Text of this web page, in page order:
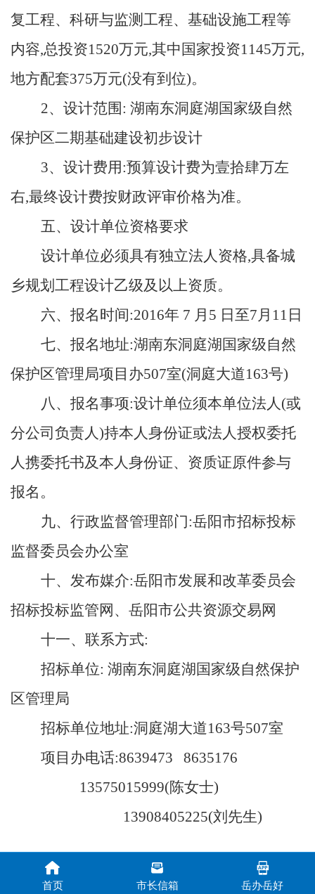
复工程、科研与监测工程、基础设施工程等
内容,总投资1520万元,其中国家投资1145万元,
地方配套375万元(没有到位)。
2、设计范围: 湖南东洞庭湖国家级自然
保护区二期基础建设初步设计
3、设计费用:预算设计费为壹拾肆万左
右,最终设计费按财政评审价格为准。
五、设计单位资格要求
设计单位必须具有独立法人资格,具备城
乡规划工程设计乙级及以上资质。
六、报名时间:2016年 7 月5 日至7月11日
七、报名地址:湖南东洞庭湖国家级自然
保护区管理局项目办507室(洞庭大道163号)
八、报名事项:设计单位须本单位法人(或
分公司负责人)持本人身份证或法人授权委托
人携委托书及本人身份证、资质证原件参与
报名。
九、行政监督管理部门:岳阳市招标投标
监督委员会办公室
十、发布媒介:岳阳市发展和改革委员会
招标投标监管网、岳阳市公共资源交易网
十一、联系方式:
招标单位: 湖南东洞庭湖国家级自然保护
区管理局
招标单位地址:洞庭湖大道163号507室
项目办电话:8639473 8635176
13575015999(陈女士)
13908405225(刘先生)
首页 市长信箱 岳办岳好